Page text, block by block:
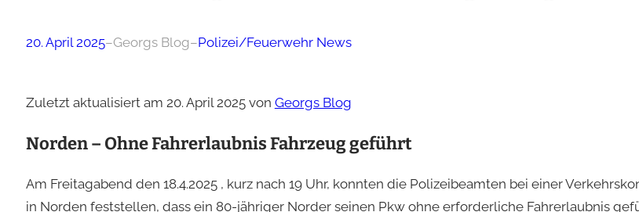
20. April 2025–Georgs Blog–Polizei/Feuerwehr News
Zuletzt aktualisiert am 20. April 2025 von Georgs Blog
Norden – Ohne Fahrerlaubnis Fahrzeug geführt
Am Freitagabend den 18.4.2025 , kurz nach 19 Uhr, konnten die Polizeibeamten bei einer
in Norden feststellen, dass ein 80-jähriger Norder seinen Pkw ohne erforderliche Fahrerlaubnis